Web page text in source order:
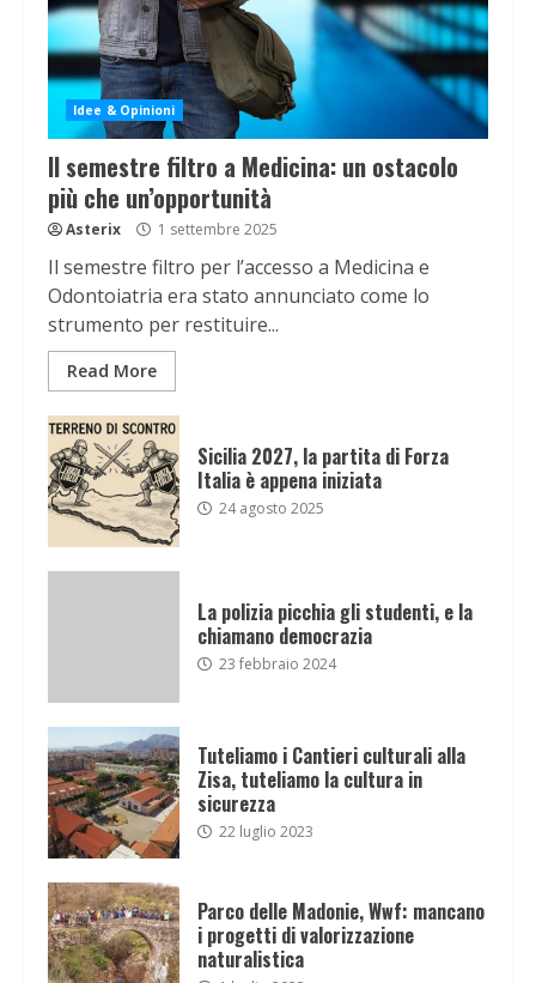
Idee & Opinioni
Il semestre filtro a Medicina: un ostacolo
più che un’opportunità
Asterix 1 settembre 2025
Il semestre filtro per l’accesso a Medicina e
Odontoiatria era stato annunciato come lo
strumento per restituire...
Read More
Sicilia 2027, la partita di Forza
Italia è appena iniziata
24 agosto 2025
La polizia picchia gli studenti, e la
chiamano democrazia
23 febbraio 2024
Tuteliamo i Cantieri culturali alla
Zisa, tuteliamo la cultura in
sicurezza
22 luglio 2023
Parco delle Madonie, Wwf: mancano
i progetti di valorizzazione
naturalistica